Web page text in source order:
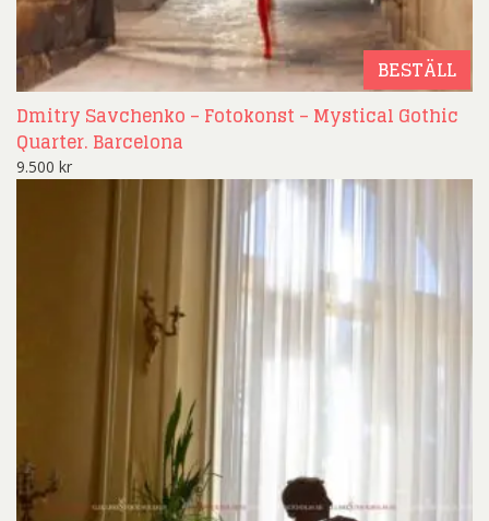
BESTÄLL
Dmitry Savchenko – Fotokonst – Mystical Gothic
Quarter. Barcelona
9.500 kr